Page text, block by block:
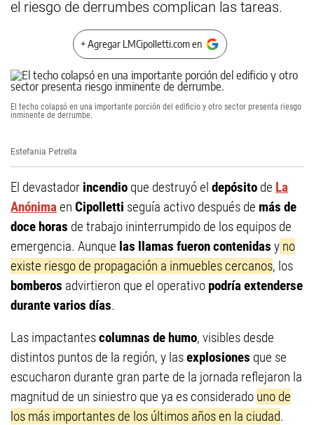
el riesgo de derrumbes complican las tareas.
+ Agregar LMCipolletti.com en
El techo colapsó en una importante porción del edificio y otro sector presenta riesgo
inminente de derrumbe.
Estefania Petrella
El devastador incendio que destruyó el depósito de La
Anónimaen Cipolletti seguía activo después de más de
doce horas de trabajo ininterrumpido de los equipos de
emergencia. Aunque las llamas fueron contenidas y no
existe riesgo de propagación a inmuebles cercanos, los
bomberos advirtieron que el operativo podría extenderse
durante varios días.
Las impactantescolumnas de humo, visibles desde
distintos puntos de la región, y lasexplosiones que se
escucharon durante gran parte de la jornada reflejaron la
magnitud de un siniestro que ya es considerado uno de
los más importantes de los últimos años en la ciudad.